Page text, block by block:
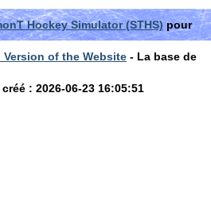
Hockey Simulator (STHS)pour
Version of the Website - La base de
: 2026-06-23 16:05:51